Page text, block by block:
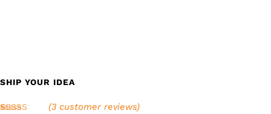
SHIP YOUR IDEA
(3customer reviews)